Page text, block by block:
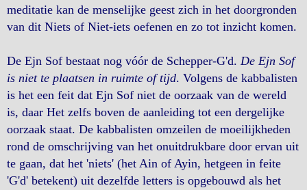
meditatie kan de menselijke geest zich in het doorgronden
van dit Niets of Niet-iets oefenen en zo tot inzicht komen.
De Ejn Sof bestaat nog vóór de Schepper-G'd. De Ejn Sof
is niet te plaatsen in ruimte of tijd. Volgens de kabbalisten
is het een feit dat Ejn Sof niet de oorzaak van de wereld
is, daar Het zelfs boven de aanleiding tot een dergelijke
oorzaak staat. De kabbalisten omzeilen de moeilijkheden
rond de omschrijving van het onuitdrukbare door ervan uit
te gaan, dat het 'niets' (het Ain of Ayin, hetgeen in feite
'G'd' betekent) uit dezelfde letters is opgebouwd als het